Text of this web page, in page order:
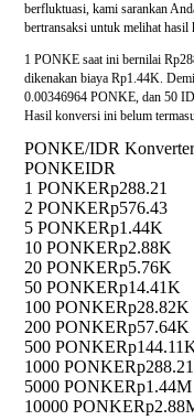
berfluktuasi, kami sarankan
bertransaksi untuk melihat hasil
1 PONKE saat ini bernilai
dikenakan biaya Rp1.44K.
0.00346964 PONKE, dan 50
Hasil konversi ini belum
PONKE/IDR
PONKEIDR
1 PONKERp288.21
2 PONKERp576.43
5 PONKERp1.44K
10 PONKERp2.88K
20 PONKERp5.76K
50 PONKERp14.41K
100 PONKERp28.82K
200 PONKERp57.64K
500 PONKE
1000 PONKE
5000 PONKERp1.44M
10000 PONKE